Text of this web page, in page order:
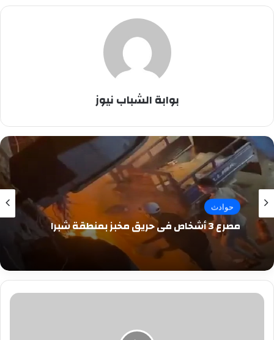
بوابة الشباب نيوز
حوادث
مصرع 3 أشخاص في حريق مخبز بمنطقة شبرا
بالرقم